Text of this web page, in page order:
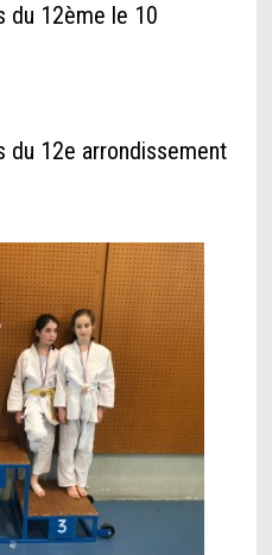
du 12ème le 10
du 12e arrondissement